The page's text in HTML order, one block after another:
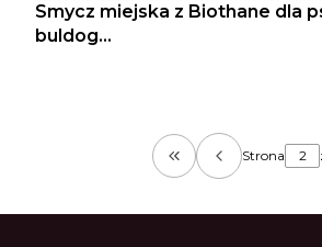
Smycz miejska z Biothane dla
buldog...
Wróć doStrona